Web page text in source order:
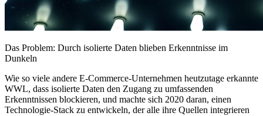
Das Problem: Durch isolierte Daten blieben Erkenntnisse im
Dunkeln
Wie so viele andere E-Commerce-Unternehmen heutzutage erkannte
WWL, dass isolierte Daten den Zugang zu umfassenden
Erkenntnissen blockieren, und machte sich 2020 daran, einen
Technologie-Stack zu entwickeln, der alle ihre Quellen integrieren